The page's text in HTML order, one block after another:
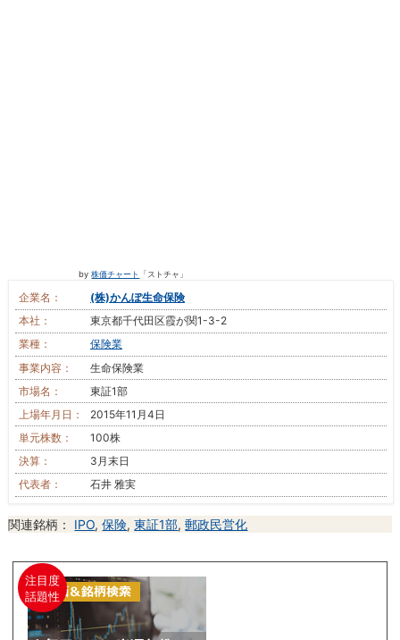
by株価チャート 「ストチャ」
企業名：
(株)かんぽ生命保険
本社：
東京都千代田区霞が関1-3-2
業種：
保険業
事業内容：
生命保険業
市場名：
東証1部
上場年月日：
2015年11月4日
単元株数：
100株
決算：
3月末日
代表者：
石井 雅実
関連銘柄： IPO,保険,東証1部,郵政民営化
注目度
話題性